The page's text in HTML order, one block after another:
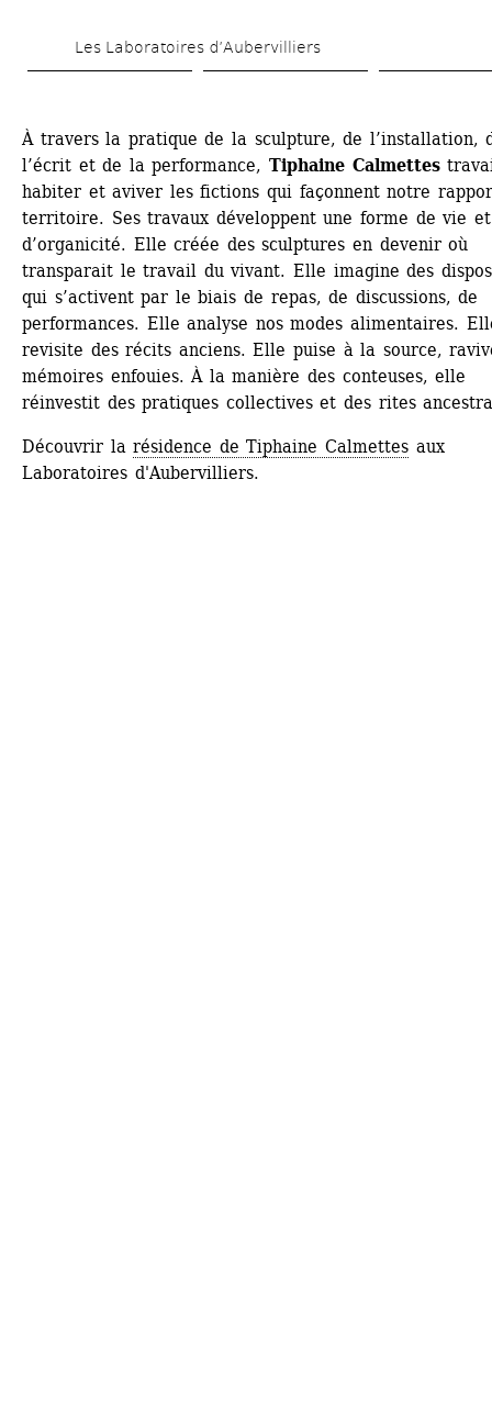
au
Les Laboratoires d’Aubervilliers
À travers la pratique de la sculpture, de l’installation,
l’écrit et de la performance, Tiphaine Calmettes
habiter et aviver les fictions qui façonnent notre
territoire. Ses travaux développent une forme de vie et
d’organicité. Elle créée des sculptures en devenir où
transparait le travail du vivant. Elle imagine des
qui s’activent par le biais de repas, de discussions, de
performances. Elle analyse nos modes alimentaires.
revisite des récits anciens. Elle puise à la source,
mémoires enfouies. À la manière des conteuses, elle
réinvestit des pratiques collectives et des rites
Découvrir la résidence de Tiphaine Calmettes aux
Laboratoires d'Aubervilliers.